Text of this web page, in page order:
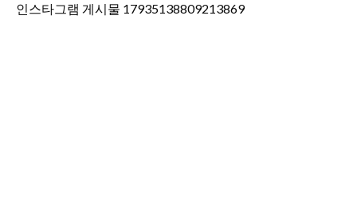
인스타그램 게시물 17935138809213869